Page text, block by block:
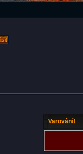
Varování!